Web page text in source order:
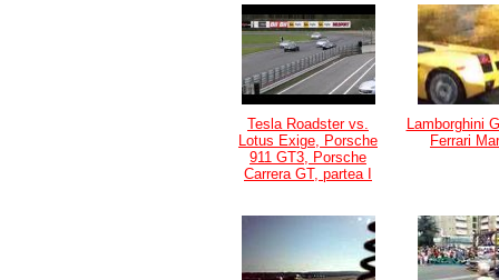
Tesla Roadster vs.
Lotus Exige, Porsche
911 GT3, Porsche
Carrera GT, partea I
Lamborghini
Ferrari